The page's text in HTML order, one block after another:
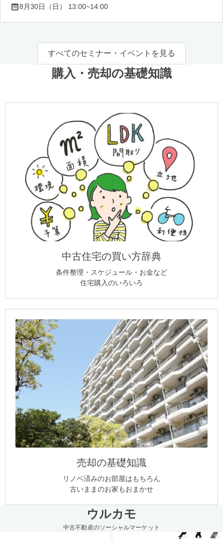
8月30日（日） 13:00~14:00
すべてのセミナー・イベントを見る
購入・売却の基礎知識
中古住宅の買い方辞典
条件整理・スケジュール・お金など
住宅購入のいろいろ
売却の基礎知識
リノベ済みのお部屋はもちろん
古いままのお家もおまかせ
ウルカモ
中古不動産のソーシャルマーケット